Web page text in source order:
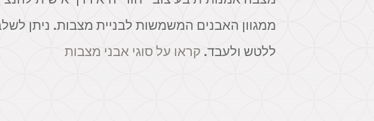
ממגוון האבנים המשמשות לבניית מצבות. ניתן
ללטש ולעבד. קראו על סוגי אבני מצבות